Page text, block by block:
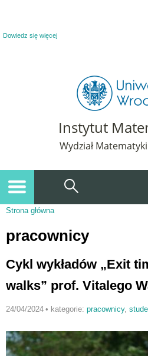
Dowiedz się więcej
Instytut
Wydział
Strona główna
pracownicy
Cykl wykładów „Exit
walks” prof. Vitalego
24/04/2024 • kategorie: pracownicy,